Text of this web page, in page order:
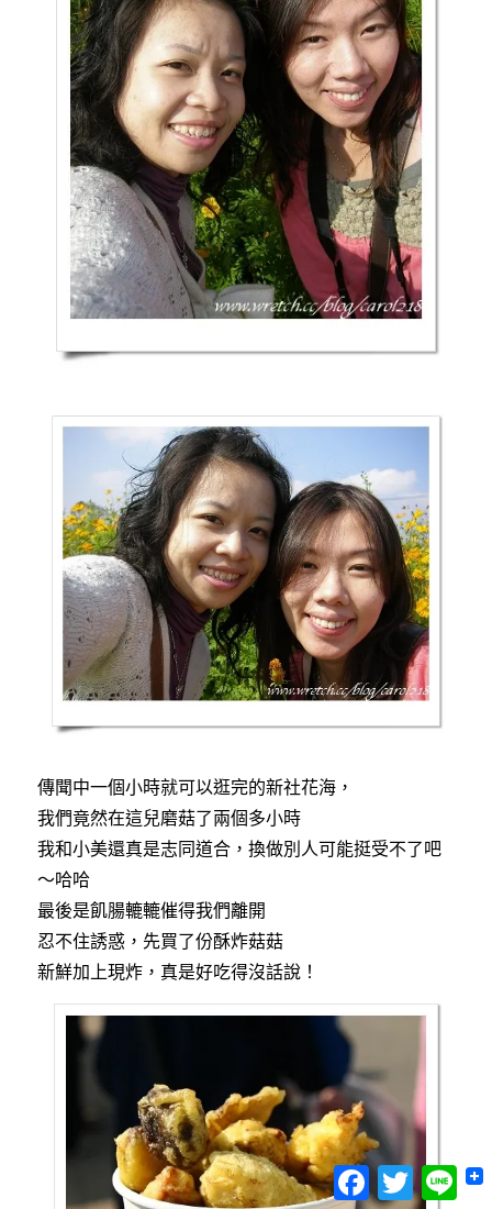
傳聞中一個小時就可以逛完的新社花海，
我們竟然在這兒磨菇了兩個多小時
我和小美還真是志同道合，換做別人可能挺受不了吧
～哈哈
最後是飢腸轆轆催得我們離開
忍不住誘惑，先買了份酥炸菇菇
新鮮加上現炸，真是好吃得沒話說！
Facebook
Twitter